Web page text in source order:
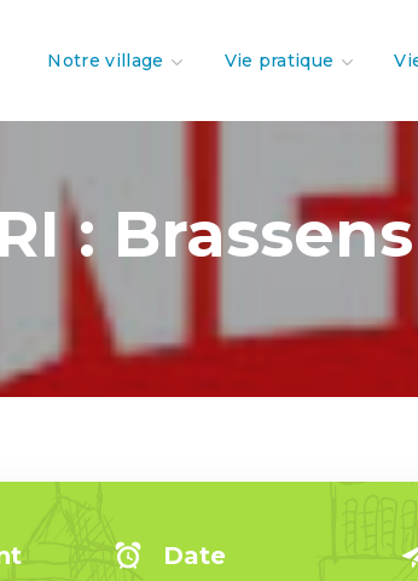
Notre village Vie pratique
:
Date